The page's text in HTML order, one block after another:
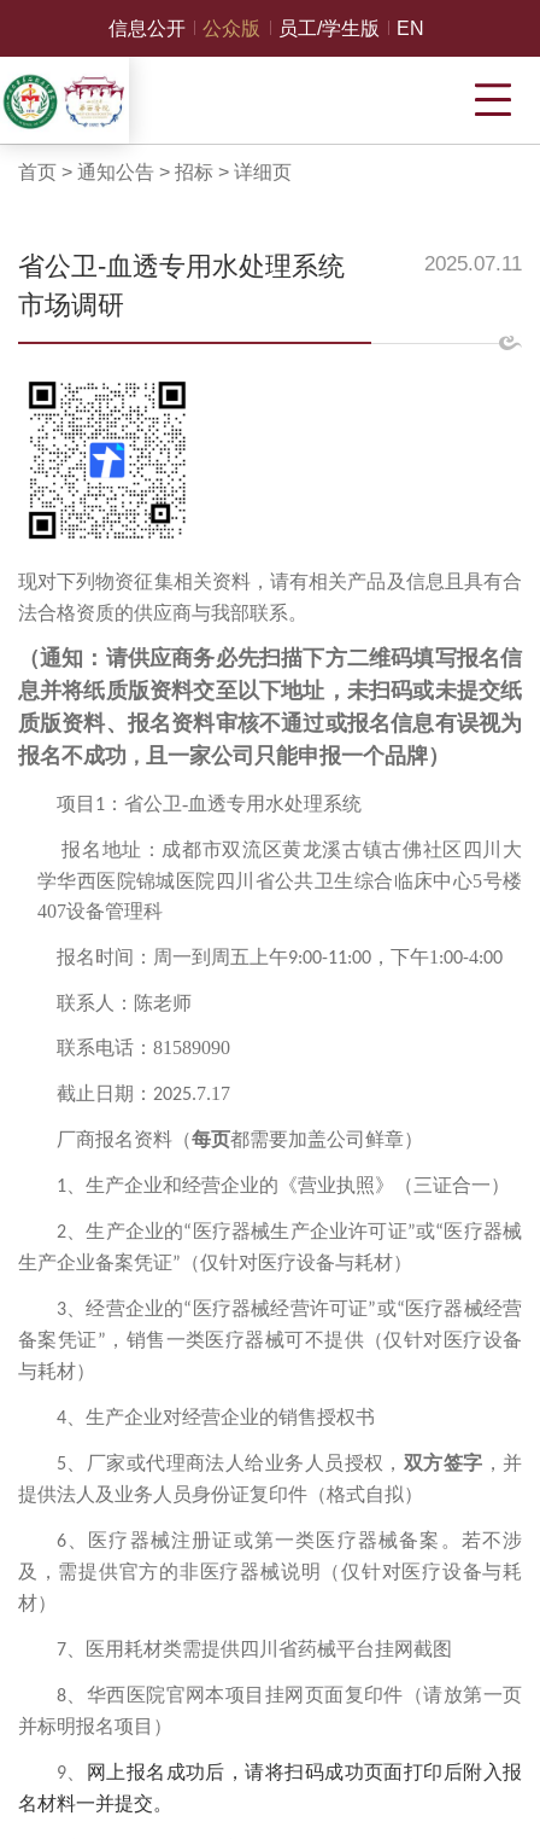
信息公开 公众版 员工/学生版 EN
首页 > 通知公告> 招标> 详细页
省公卫-血透专用水处理系统
市场调研
2025.07.11
现对下列物资征集相关资料，请有相关产品及信息且具有合
法合格资质的供应商与我部联系。
（通知：请供应商务必先扫描下方二维码填写报名信
息并将纸质版资料交至以下地址，未扫码或未提交纸
质版资料、报名资料审核不通过或报名信息有误视为
报名不成功 ， 且一家公司只能申报一个品牌）
项目 1： 省公卫-血透专用水处理系统
报名地址： 成都市双流区黄龙溪古镇古佛社区 四川大
学华西医院锦城医院 四川省公共卫生综合临床中心5号楼
407设备管理科
报名时间：周一到周五上午9:00-11:00，下午1 :00-4:00
联系人： 陈老师
联系电话： 81589090
截止日期： 2025.7.17
厂商报名资料（每页都需要加盖公司鲜章）
1、生产企业和经营企业的《营业执照》（三证合一）
2、生产企业的“ 医疗器械生产企业许可证”或“ 医疗器械
生产企业备案凭证” （仅针对医疗设备与耗材）
3、经营企业的“ 医疗器械经营许可证”或“ 医疗器械经营
备案凭证” ，销售一类医疗器械可不提供（仅针对医疗设备
与耗材）
4、生产企业对经营企业的销售授权书
5、厂家或代理商法人给业务人员授权， 双方签字 ，并
提供法人及业务人员身份证复印件（格式自拟）
6、医疗器械注册证或第一类医疗器械备案。若不涉
及，需提供官方的非医疗器械说明（仅针对医疗设备与耗
材）
7、医用耗材类需提供四川省药械平台挂网截图
8、华西医院官网本项目挂网页面复印件（请放第一页
并标明报名项目）
9、 网上报名成功后，请将扫码成功页面打印后附入报
名材料一并提交。